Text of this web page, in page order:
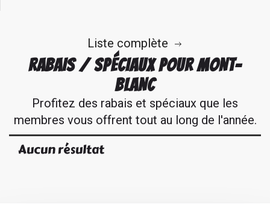
Liste complète
RABAIS / SPÉCIAUX POUR MONT-
BLANC
Profitez des rabais et spéciaux que les
membres vous offrent tout au long de l'année.
Aucun résultat